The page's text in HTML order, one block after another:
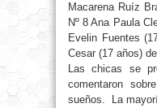
Macarena Ruíz
Nº 8 Ana Paula
Evelin Fuentes
Cesar (17 años)
Las chicas se
comentaron
sueños. La